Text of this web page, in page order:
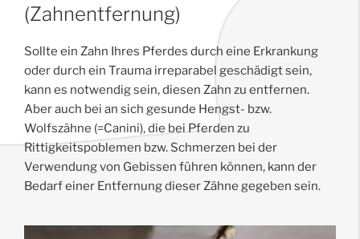
(Zahnentfernung)
Sollte ein Zahn Ihres Pferdes durch eine Erkrankung
oder durch ein Trauma irreparabel geschädigt sein,
kann es notwendig sein, diesen Zahn zu entfernen.
Aber auch bei an sich gesunde Hengst- bzw.
Wolfszähne (=Canini), die bei Pferden zu
Rittigkeitspoblemen bzw. Schmerzen bei der
Verwendung von Gebissen führen können, kann der
Bedarf einer Entfernung dieser Zähne gegeben sein.